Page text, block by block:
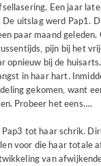
Een jaar
uitslag werd Pap1.
paar maand geleden.
pijn bij het
opnieuw bij de
in haar hart.
gekomen, want
Probeer het eens….
tot haar schrik.
voor die haar totale
van